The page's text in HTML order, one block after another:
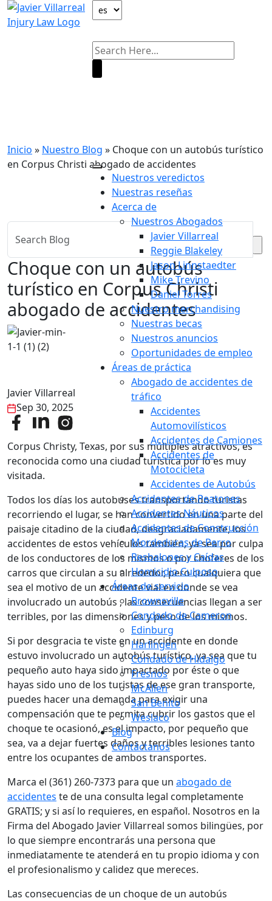
Nuestros veredictos
Nuestras reseñas
Acerca de
Nuestros Abogados
Javier Villarreal
Reggie Blakeley
Jason Linnstaedter
Mike Trevino
Daniel Torres
Nuestro merchandising
Nuestras becas
Nuestros anuncios
Oportunidades de empleo
Áreas de práctica
Abogado de accidentes de
tráfico
Accidentes
Automovilísticos
Accidentes de Camiones
Accidentes de
Motocicleta
Accidentes de Autobús
Accidentes de Peatones
Accidentes Náuticos
Accidentes de Construcción
Mordeduras de Perro
Resbalones y Caídas
Homicidio Culposo
Áreas de servicio
Brownsville
Condado de Cameron
Edinburg
Harlingen
Condado de Hidalgo
Fresnos
McAllen
San Benito
Weslaco
Blog
Contáctanos
Inicio » Nuestro Blog » Choque con un autobús turístico
en Corpus Christi abogado de accidentes
Choque con un autobús
turístico en Corpus Christi
abogado de accidentes
Javier Villarreal
Sep 30, 2025
Corpus Christy, Texas, por sus múltiples atractivos, es
reconocida como una ciudad turística por lo es muy
visitada.
Todos los días los autobuses transportando turistas
recorriendo el lugar, se han convertido en una parte del
paisaje citadino de la ciudad, desgraciadamente, los
accidentes de estos vehículos también, ya sea por culpa
de los conductores de los mismos o por choferes de los
carros que circulan a su alrededor, pero cualquiera que
sea el motivo de un accidente vial en donde se vea
involucrado un autobús , las consecuencias llegan a ser
terribles, por las dimensiones y peso de los mismos.
Si por desgracia te viste en un accidente en donde
estuvo involucrado un autobús turístico, ya sea que tu
pequeño auto haya sido impactado por éste o que
hayas sido uno de los turistas de ese gran transporte,
puedes hacer una demanda para exigir una
compensación que te permita cubrir los gastos que el
choque te ocasionó, es el impacto, por pequeño que
sea, va a dejar fuertes daños y terribles lesiones tanto
entre los ocupantes de ambos transportes.
Marca el (361) 260-7373 para que un abogado de
accidentes te de una consulta legal completamente
GRATIS; y si así lo requieres, en español. Nosotros en la
Firma del Abogado Javier Villarreal somos bilingües, por
lo que siempre encontrarás una persona que
inmediatamente te atenderá en tu propio idioma y con
el profesionalismo y calidez que mereces.
Las consecuencias de un choque de un autobús